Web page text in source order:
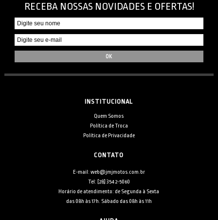
RECEBA NOSSAS NOVIDADES E OFERTAS!
INSTITUCIONAL
Quem Somos
Política de Troca
Política de Privacidade
CONTATO
E-mail: web@jmjmotos.com.br
Tel: [28] 3542-5060
Horário de atendimento: de Segunda à Sexta
das 08h às 17h. Sábado das 08h às 11h